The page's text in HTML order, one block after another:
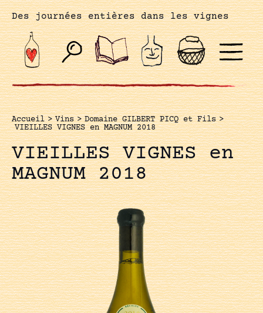
Des journées entières dans les vignes
Accueil > Vins > Domaine GILBERT PICQ et Fils >
VIEILLES VIGNES en MAGNUM 2018
VIEILLES VIGNES en
MAGNUM 2018